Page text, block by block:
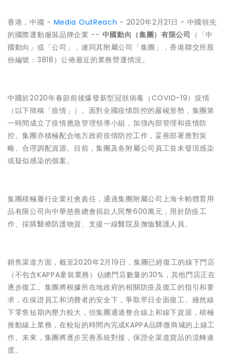
香港，中國 - Media OutReach - 2020年2月21日 - 中國領先
的國際運動服裝品牌企業 -- 中國動向（集團）有限公司 （「中
國動向」或「公司」，連同其附屬公司「集團」，香港聯交所股
份編號：3818）公佈最近的業務營運情況。
中國於2020年春節前後爆發新型冠狀病毒（COVID-19）疫情
（以下簡稱「疫情」）。面對全國疫情防控的嚴峻形勢，集團第
一時間成立了疫情應急管理領導小組，加强內部管理和疫情防
控。集團亦積極配合地方政府疫情防控工作，妥善部署應對策
略、合理調配資源。目前，集團及各附屬公司員工並未發現感染
或疑似感染的個案。
集團積極履行企業社會責任，通過集團附屬公司上海卡帕體育用
品有限公司向中華慈善總會捐款人民幣600萬元，用於防疫工
作、採購醫療防護物資、支援一線醫院及撫恤醫護人員。
銷售渠道方面，截至2020年2月19日，集團已經復工的線下門店
（不包含KAPPA童裝業務）佔總門店數量的30%，其他門店正在
逐步復工。集團將根據所在地政府的相關防疫及復工的指引和要
求，在保證員工和消費者的安全下，爭取早日全面復工。雖然線
下零售短期內壓力較大，但集團通過整合線上和線下資源，積極
推動線上業務，在較短的時間內完成KAPPA品牌微商城的上線工
作。未來，集團將逐步完善系統對接，保證全渠道貨品的流轉速
度。